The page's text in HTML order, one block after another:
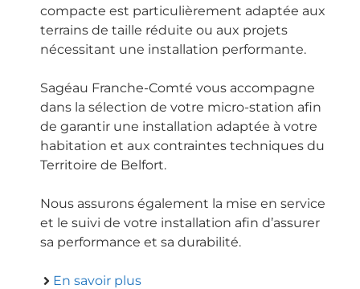
compacte est particulièrement adaptée aux
terrains de taille réduite ou aux projets
nécessitant une installation performante.
Sagéau Franche-Comté vous accompagne
dans la sélection de votre micro-station afin
de garantir une installation adaptée à votre
habitation et aux contraintes techniques du
Territoire de Belfort.
Nous assurons également la mise en service
et le suivi de votre installation afin d’assurer
sa performance et sa durabilité.
En savoir plus